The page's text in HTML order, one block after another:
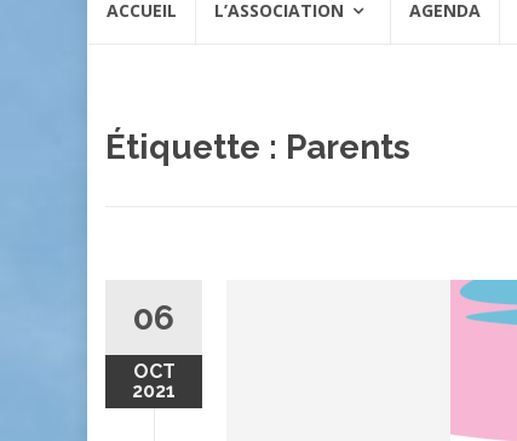
ACCUEIL L’ASSOCIATION AGENDA
Étiquette : Parents
06
OCT
2021